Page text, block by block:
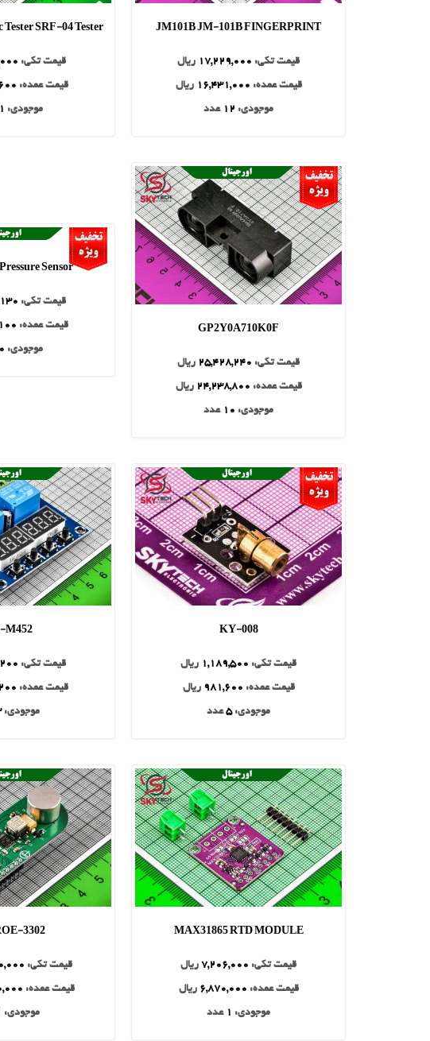
JM101B JM-101B FINGERPRINT
قیمت تکی: 17,229,000 ریال
قیمت عمده: 16,431,000 ریال
موجودی: 12 عدد
SRF-04 Tester
قیمت تکی:
قیمت عمده:
موجودی:
GP2Y0A710K0F
قیمت تکی: 25,428,240 ریال
قیمت عمده: 24,238,800 ریال
موجودی: 10 عدد
Sensor
قیمت تکی:
قیمت عمده:
موجودی:
KY-008
قیمت تکی: 1,189,500 ریال
قیمت عمده: 981,600 ریال
موجودی:5عدد
قیمت تکی:
قیمت عمده:
موجودی:
MAX31865 RTD MODULE
قیمت تکی: 7,206,000 ریال
قیمت عمده: 6,870,000 ریال
موجودی: 1 عدد
3302
قیمت تکی:
قیمت عمده:
موجودی: